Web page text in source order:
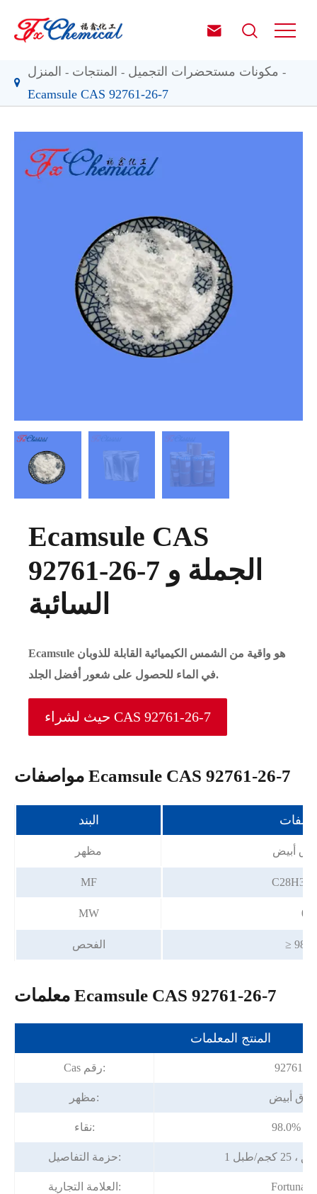
 
المنزل المنتجات
مكونات مستحضرات التجميل
Ecamsule CAS 92761-26-7
Ecamsule CAS
92761-26-7 الجملة و
السائبة
Ecamsule هو واقية من الشمس الكيميائية القابلة للذوبان
في الماء للحصول على شعور أفضل الجلد.
حيث لشراء CAS 92761-26-7
مواصفات Ecamsule CAS 92761-26-7
البند
مظهر أبيض
MF
MW 0
الفحص ≥
معلمات Ecamsule CAS 92761-26-7
المنتج المعلمات
Cas رقم: 92761-
مظهر: أبيض
نقاء:
حزمة التفاصيل: كجم/طبل
العلامة التجارية: